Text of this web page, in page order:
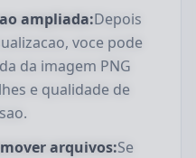
ampliada:Depois
voce pode
da imagem PNG
e qualidade de
arquivos:Se